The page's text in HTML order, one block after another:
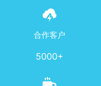
合作客户
5000+